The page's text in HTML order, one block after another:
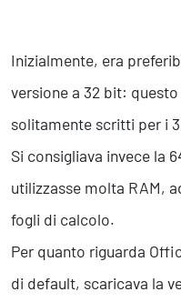
Inizialmente, era
versione a 32 bit:
solitamente scritti per i
Si consigliava invece la
utilizzasse molta RAM,
fogli di calcolo.
Per quanto riguarda
di default, scaricava la